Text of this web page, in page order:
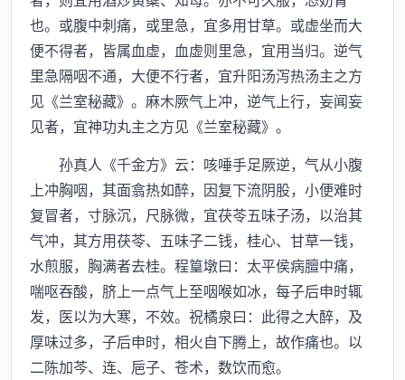
也。或腹中刺痛，或里急，宜多用甘草。或虚坐而大
便不得者，皆属血虚，血虚则里急，宜用当归。逆气
里急隔咽不通，大便不行者，宜升阳汤泻热汤主之方
见《兰室秘藏》。麻木厥气上冲，逆气上行，妄闻妄
见者，宜神功丸主之方见《兰室秘藏》。
孙真人《千金方》云：咳唾手足厥逆，气从小腹
上冲胸咽，其面翕热如醉，因复下流阴股，小便难时
复冒者，寸脉沉，尺脉微，宜茯苓五味子汤，以治其
气冲，其方用茯苓、五味子二钱，桂心、甘草一钱，
水煎服，胸满者去桂。程篁墩曰：太平侯病膻中痛，
喘呕吞酸，脐上一点气上至咽喉如冰，每子后申时辄
发，医以为大寒，不效。祝橘泉曰：此得之大醉，及
厚味过多，子后申时，相火自下腾上，故作痛也。以
二陈加芩、连、巵子、苍术，数饮而愈。